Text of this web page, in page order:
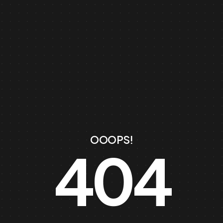
OOOPS!
404